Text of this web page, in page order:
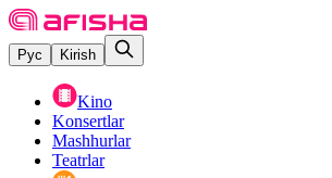
Рус Kirish
Kino
Konsertlar
Mashhurlar
Teatrlar